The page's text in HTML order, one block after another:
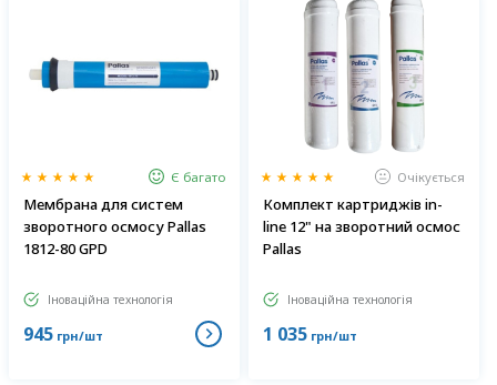
Є багато
Мембрана для систем
зворотного осмосу Pallas
1812-80 GPD
Іноваційна технологія
945грн/шт
Очікується
Комплект картриджів in-
line 12" на зворотний осмос
Pallas
Іноваційна технологія
1 035грн/шт